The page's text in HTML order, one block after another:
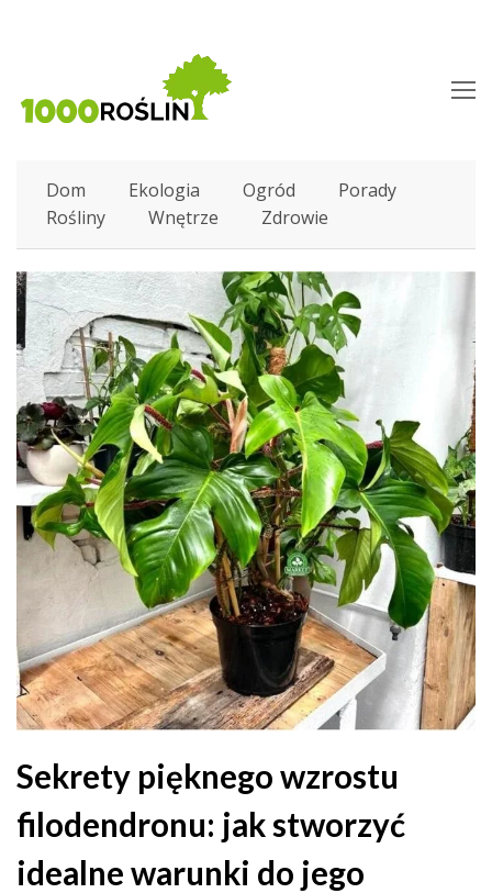
Dom Ekologia Ogród
Porady
Rośliny
Wnętrze Zdrowie
Sekrety pięknego wzrostu
filodendronu: jak stworzyć
idealne warunki do jego